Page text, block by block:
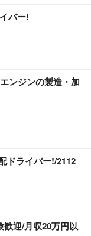
バー!
ンジンの製造・加
ドライバー!/2112
迎/月収20万円以